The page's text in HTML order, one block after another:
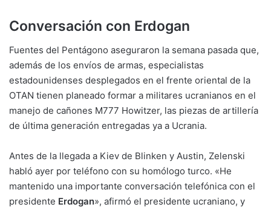
Conversación con Erdogan
Fuentes del Pentágono aseguraron la semana pasada que,
además de los envíos de armas, especialistas
estadounidenses desplegados en el frente oriental de la
OTAN tienen planeado formar a militares ucranianos en el
manejo de cañones M777 Howitzer, las piezas de artillería
de última generación entregadas ya a Ucrania.
Antes de la llegada a Kiev de Blinken y Austin, Zelenski
habló ayer por teléfono con su homólogo turco. «He
mantenido una importante conversación telefónica con el
presidente Erdogan», afirmó el presidente ucraniano, y